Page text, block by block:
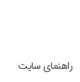
راهنمای سایت